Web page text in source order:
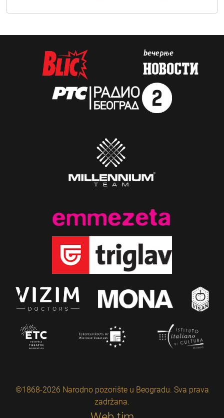
©1868-2026 Narodno pozorište u Beogradu. Sva prava
zadržana.